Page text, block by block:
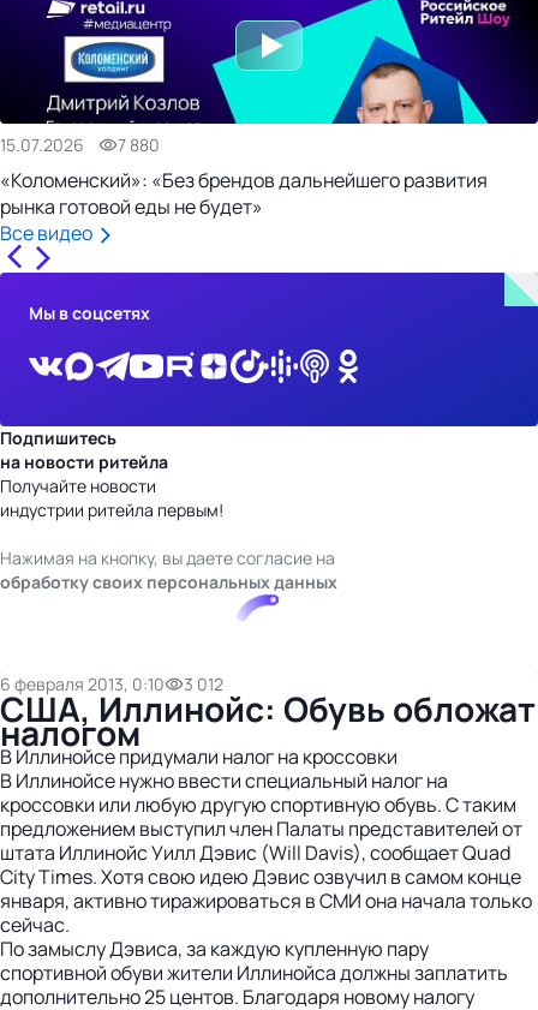
15.07.2026 7 880
«Коломенский»: «Без брендов дальнейшего развития
рынка готовой еды не будет»
Все видео
Мы в соцсетях
Подпишитесь
на новости ритейла
Получайте новости
индустрии ритейла первым!
Нажимая на кнопку, вы даете согласие на
обработку своих персональных данных
6 февраля 2013, 0:10 3 012
США, Иллинойс: Обувь обложат
налогом
В Иллинойсе придумали налог на кроссовки
В Иллинойсе нужно ввести специальный налог на
кроссовки или любую другую спортивную обувь. С таким
предложением выступил член Палаты представителей от
штата Иллинойс Уилл Дэвис (Will Davis), сообщает Quad
City Times. Хотя свою идею Дэвис озвучил в самом конце
января, активно тиражироваться в СМИ она начала только
сейчас.
По замыслу Дэвиса, за каждую купленную пару
спортивной обуви жители Иллинойса должны заплатить
дополнительно 25 центов. Благодаря новому налогу